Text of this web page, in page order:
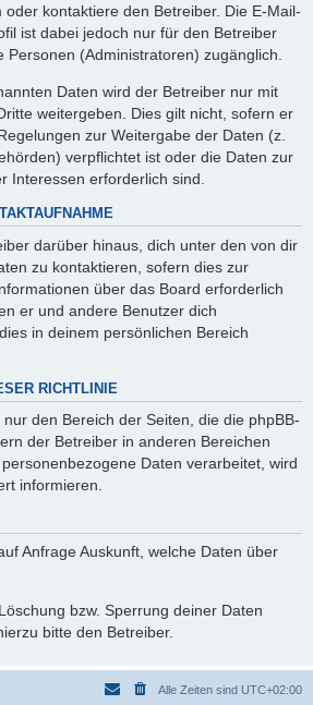
kontaktiere den Betreiber. Die E-Mail-
ist dabei jedoch nur für den Betreiber
Personen (Administratoren) zugänglich.
Daten wird der Betreiber nur mit
weitergeben. Dies gilt nicht, sofern er
zur Weitergabe der Daten (z.
verpflichtet ist oder die Daten zur
Interessen erforderlich sind.
darüber hinaus, dich unter den von dir
zu kontaktieren, sofern dies zur
über das Board erforderlich
er und andere Benutzer dich
in deinem persönlichen Bereich
RICHTLINIE
den Bereich der Seiten, die die phpBB-
der Betreiber in anderen Bereichen
Daten verarbeitet, wird
informieren.
Anfrage Auskunft, welche Daten über
bzw. Sperrung deiner Daten
bitte den Betreiber.
Alle Zeiten sind UTC+02:00